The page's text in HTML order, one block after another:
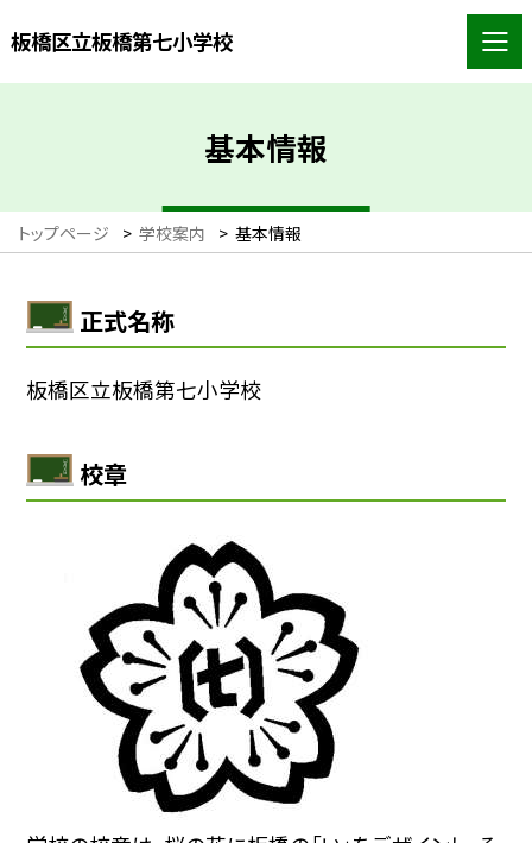
板橋区立板橋第七小学校
基本情報
トップページ > 学校案内 > 基本情報
正式名称
板橋区立板橋第七小学校
校章